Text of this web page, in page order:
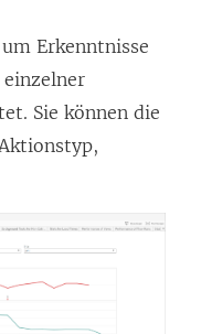
Erkenntnisse
Sie können die